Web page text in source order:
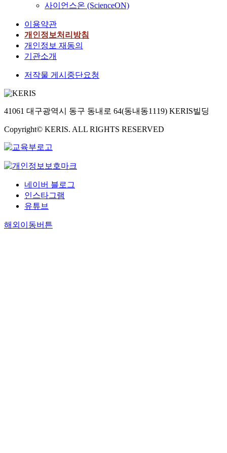
사이언스온 (ScienceON)
이용약관
개인정보처리방침
개인정보 재동의
기관소개
저작물 게시중단요청
41061 대구광역시 동구 동내로 64(동내동1119) KERIS빌딩
Copyright© KERIS. ALL RIGHTS RESERVED
네이버 블로그
인스타그램
유튜브
해외이동버튼